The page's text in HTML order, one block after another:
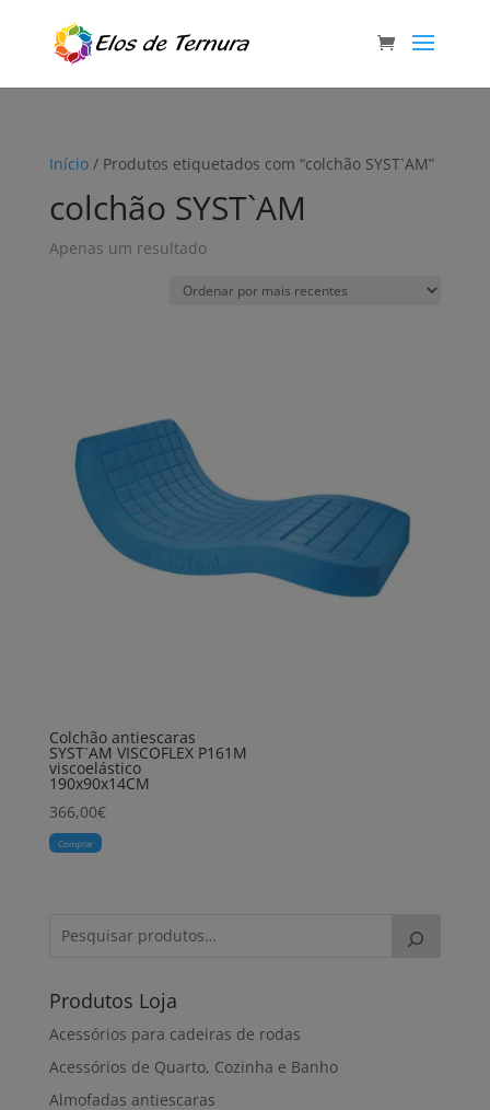
Início/ Produtos etiquetados com “colchão SYST`AM”
colchão SYST`AM
Apenas um resultado
Colchão antiescaras
SYST`AM VISCOFLEX P161M
viscoelástico
190x90x14CM
366,00€
Comprar
Produtos Loja
Acessórios para cadeiras de rodas
Acessórios de Quarto, Cozinha e Banho
Almofadas antiescaras